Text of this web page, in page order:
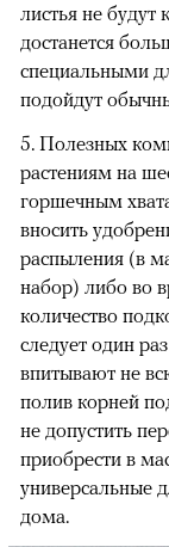
листья не
достанется
специальными
подойдут
5. Полезных
растениям на
горшечным
вносить
распыления (в
набор) либо во
количество
следует один
впитывают не
полив корней
не допустить
приобрести в
универсальные
дома.